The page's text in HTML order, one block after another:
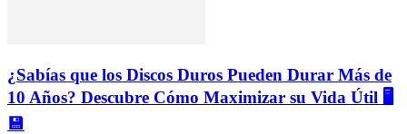
¿Sabías que los Discos Duros Pueden Durar Más de
10 Años? Descubre Cómo Maximizar su Vida Útil 🖥️
💾